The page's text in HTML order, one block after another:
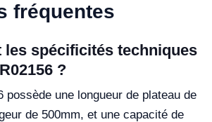
fréquentes
les spécificités techniques
?
possède une longueur de plateau de
de 500mm, et une capacité de